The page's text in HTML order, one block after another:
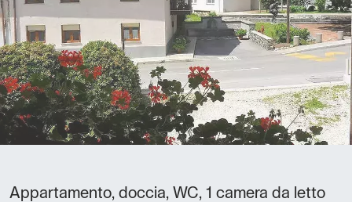
Appartamento, doccia, WC, 1 camera da letto